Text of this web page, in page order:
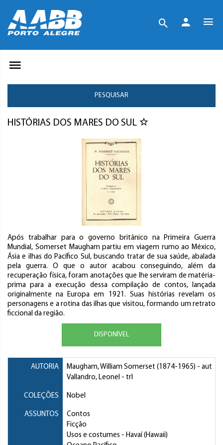
PESQUISAR
HISTÓRIAS DOS MARES DO SUL
Após trabalhar para o governo britânico na Primeira Guerra
Mundial, Somerset Maugham partiu em viagem rumo ao México,
Ásia e ilhas do Pacífico Sul, buscando tratar de sua saúde, abalada
pela guerra. O que o autor acabou conseguindo, além da
recuperação física, foram anotações que lhe serviram de matéria-
prima para a execução dessa compilação de contos, lançada
originalmente na Europa em 1921. Suas histórias revelam os
personagens e a rotina das ilhas que visitou, formando um retrato
ficcional da região.
DISPONÍVEL
AUTORIA Maugham, William Somerset (1874-1965) - aut
Vallandro, Leonel - trl
COLEÇÕES Nobel
ASSUNTOS
Contos
Ficção
Usos e costumes - Havaí (Hawaii)